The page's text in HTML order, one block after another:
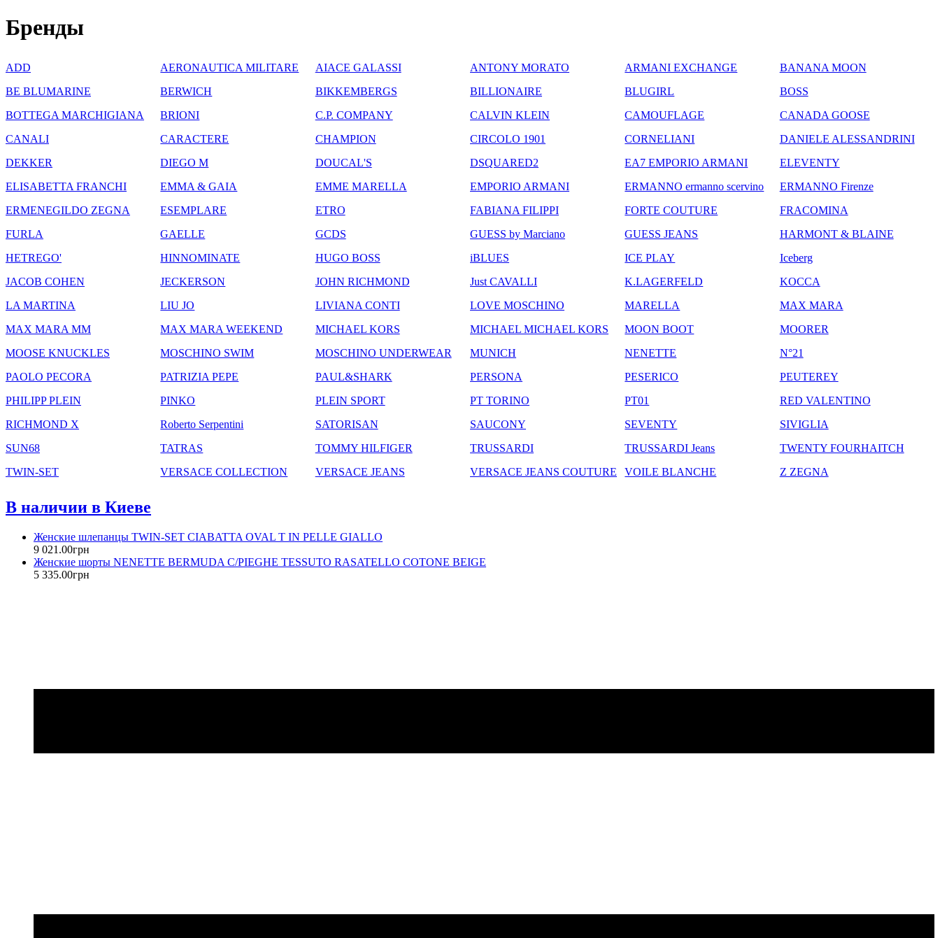
Бренды
ADD AERONAUTICA MILITARE AIACE GALASSI ANTONY MORATO ARMANI EXCHANGE
BANANA MOON
BE BLUMARINE
BERWICH BIKKEMBERGS BILLIONAIRE BLUGIRL
BOSS
BOTTEGA MARCHIGIANA
BRIONI C.P. COMPANY CALVIN KLEIN CAMOUFLAGE
CANADA GOOSE
CANALI
CARACTERE CHAMPION CIRCOLO 1901 CORNELIANI
DANIELE ALESSANDRINI
DEKKER
DIEGO M DOUCAL'S DSQUARED2 EA7 EMPORIO ARMANI
ELEVENTY
ELISABETTA FRANCHI
EMMA & GAIA EMME MARELLA EMPORIO ARMANI ERMANNO ermanno scervino
ERMANNO Firenze
ERMENEGILDO ZEGNA
ESEMPLARE ETRO FABIANA FILIPPI FORTE COUTURE
FRACOMINA
FURLA
GAELLE GCDS GUESS by Marciano GUESS JEANS
HARMONT & BLAINE
HETREGO'
HINNOMINATE HUGO BOSS iBLUES ICE PLAY
Iceberg
JACOB COHEN
JECKERSON JOHN RICHMOND Just CAVALLI K.LAGERFELD
KOCCA
LA MARTINA
LIU JO LIVIANA CONTI LOVE MOSCHINO MARELLA
MAX MARA
MAX MARA MM
MAX MARA WEEKEND MICHAEL KORS MICHAEL MICHAEL KORS MOON BOOT
MOORER
MOOSE KNUCKLES
MOSCHINO SWIM MOSCHINO UNDERWEAR MUNICH NENETTE
N°21
PAOLO PECORA
PATRIZIA PEPE PAUL&SHARK PERSONA PESERICO
PEUTEREY
PHILIPP PLEIN
PINKO PLEIN SPORT PT TORINO PT01
RED VALENTINO
RICHMOND X
Roberto Serpentini SATORISAN SAUCONY SEVENTY
SIVIGLIA
SUN68
TATRAS TOMMY HILFIGER TRUSSARDI TRUSSARDI Jeans
TWENTY FOURHAITCH
TWIN-SET
VERSACE COLLECTION VERSACE JEANS VERSACE JEANS COUTURE VOILE BLANCHE Z ZEGNA
В наличии в Киеве
Женские шлепанцы TWIN-SET CIABATTA OVAL T IN PELLE GIALLO
9 021 .00грн
Женские шорты NENETTE BERMUDA C/PIEGHE TESSUTO RASATELLO COTONE BEIGE
5 335.00грн